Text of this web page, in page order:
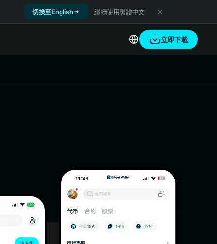
切換至English 繼續使用繁體中文
立即下載